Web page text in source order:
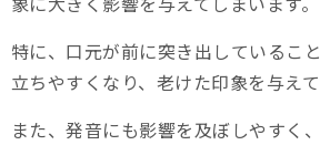
特に、口元が前に突き出しているこ
立ちやすくなり、老けた印象を与え
また、発音にも影響を及ぼしやすく